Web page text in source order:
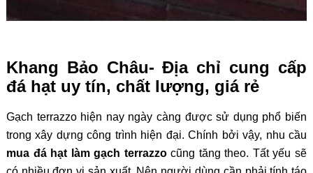
Khang Bảo Châu- Địa chỉ cung cấp
đá hạt uy tín, chất lượng, giá rẻ
Gạch terrazzo hiện nay ngày càng được sử dụng phổ biến
trong xây dựng công trình hiện đại. Chính bởi vậy, nhu cầu
mua đá hạt làm gạch terrazzocũng tăng theo. Tất yếu sẽ